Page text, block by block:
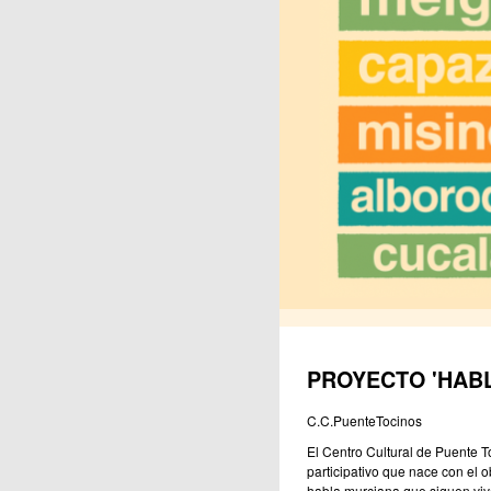
PROYECTO
C.C.PuenteTocinos
El Centro Cultural de Puente
participativo que nace con el